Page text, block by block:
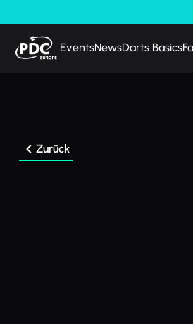
EventsNewsDarts Basics
Zurück